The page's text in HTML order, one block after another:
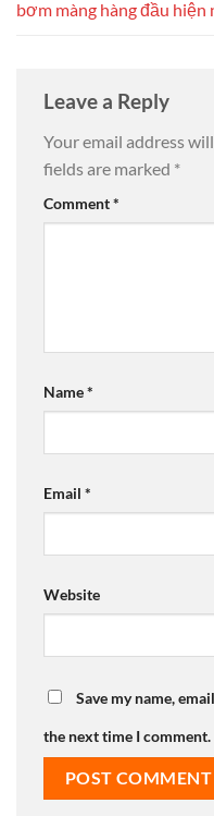
bơm màng hàng đầu hiện
Leave a Reply
Your email address
fields are marked *
Comment*
Name*
Email *
Website
Save my name,
the next time I comment.